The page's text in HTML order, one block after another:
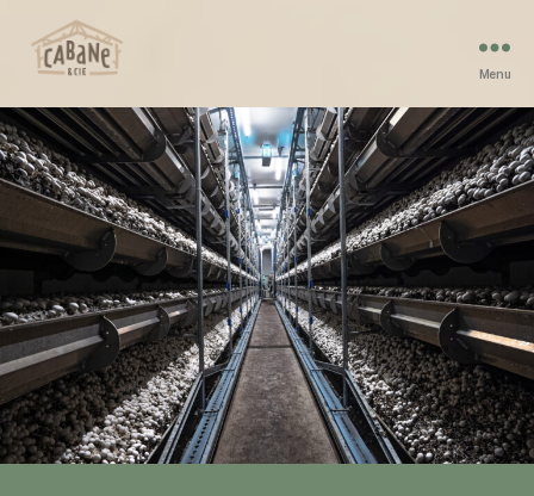
et
Compagnie
Menu